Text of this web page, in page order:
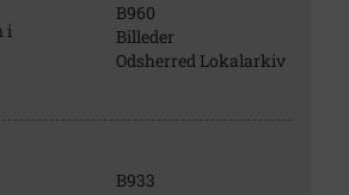
i
B960
Billeder
Odsherred Lokalarkiv
B933